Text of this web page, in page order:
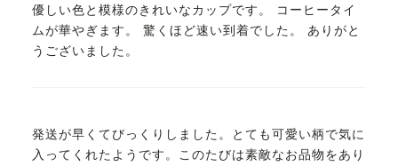
優しい色と模様のきれいなカップです。 コーヒータイ
ムが華やぎます。 驚くほど速い到着でした。 ありがと
うございました。
発送が早くてびっくりしました。とても可愛い柄で気に
入ってくれたようです。このたびは素敵なお品物をあり